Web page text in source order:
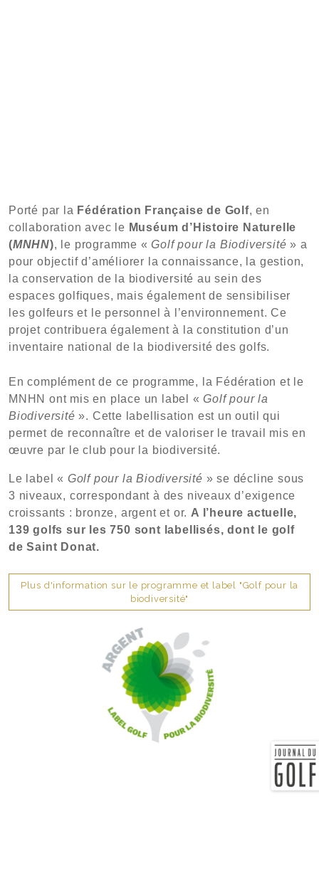
Porté par la Fédération Française de Golf, en
collaboration avec le Muséum d’Histoire Naturelle
(MNHN), le programme «Golf pour la Biodiversité » a
pour objectif d’améliorer la connaissance, la gestion,
la conservation de la biodiversité au sein des
espaces golfiques, mais également de sensibiliser
les golfeurs et le personnel à l’environnement. Ce
projet contribuera également à la constitution d’un
inventaire national de la biodiversité des golfs.
En complément de ce programme, la Fédération et le
MNHN ont mis en place un label « Golf pour la
Biodiversité ». Cette labellisation est un outil qui
permet de reconnaître et de valoriser le travail mis en
œuvre par le club pour la biodiversité.
Le label « Golf pour la Biodiversité »se décline sous
3 niveaux, correspondant à des niveaux d’exigence
croissants : bronze, argent et or. A l’heure actuelle,
139 golfs sur les 750 sont labellisés, dont le golf
de Saint Donat.
Plus d'information sur le programme et label "Golf pour la
biodiversité"